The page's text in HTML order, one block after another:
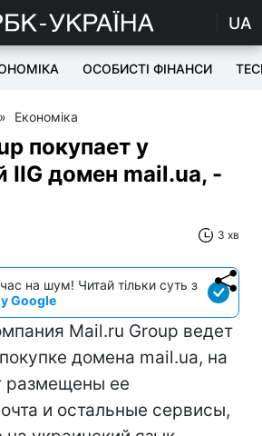
UA
ОСОБИСТІ ФІНАНСИ
» Економіка
покупает у
IIG домен mail.ua, -
3 хв
на шум! Читай тільки суть з
Google
Mail.ru Group ведет
домена mail.ua, на
размещены ее
и остальные сервисы,